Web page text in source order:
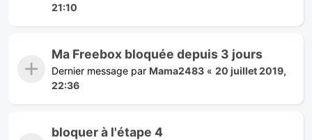
21:10
Ma Freebox bloquée depuis 3 jours
Dernier message par Mama2483 « 20 juillet 2019,
22:36
bloquer à l'étape 4